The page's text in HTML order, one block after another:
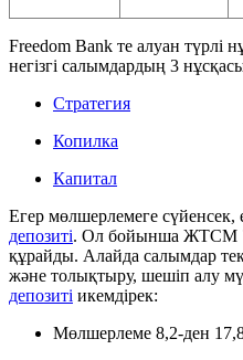
Freedom Bank те алуан түрлі
негізгі салымдардың 3
Стратегия
Копилка
Капитал
Егер мөлшерлемеге сүйенсек,
депозиті. Ол бойынша ЖТСМ
құрайды. Алайда салымдар
және толықтыру, шешіп алу
депозиті икемдірек:
Мөлшерлеме 8,2-ден